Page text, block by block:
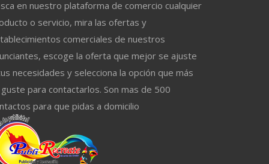
en nuestro plataforma de comercio cualquier
o servicio, mira las ofertas y
comerciales de nuestros
escoge la oferta que mejor se ajuste
necesidades y selecciona la opción que más
para contactarlos. Son mas de 500
para que pidas a domicilio